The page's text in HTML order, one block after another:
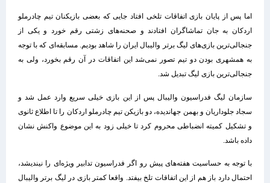
اما پس از پایان بازی اتفاقات تلخی افتاد جایی که بعضی بازیکنان تیم چادرملو
اردکان به جان تماشاگران افتادند و صحنه‌های زشتی رقم خورد و یکی از
جنجالی‌ترین بازی‌های لیگ برتر والیبال ایران را شاهد بودیم. مسابقه‌ای که با توجه
به همشهری بودن دو تیم تصور نمی‌شد این اتفاقات در آن رقم بخورد، ولی به
جنجالی‌ترین بازی لیگ تبدیل شد.
سازمان لیگ فدراسیون والیبال پس از این بازی خیلی سریع وارد عمل شد و
سجاد جلوداریان و بهمن جهاندیده، دو بازیکن تیم چادرملو اردکان را تا اطلاع ثانوی
و تشکیل کمیته انضباطی محروم کرد تا خیلی زود به این موضوع واکنش نشان
داده باشد.
با توجه به حساسیت هفته‌های پیش رو اگر فدراسیون تدابیر ویژه‌ای را نیندیشد،
احتمال دارد باز هم از این اتفاقات تلخ بیفتد. واقعا کمتر بازی در لیگ برتر والیبال